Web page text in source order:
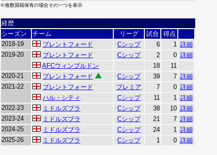
※複数国籍保有の場合その一つを表示
経歴
シーズン
チーム リーグ 試合 得点
2018-19
ブレントフォード Cシップ 6 1 詳細
2019-20
ブレントフォード Cシップ 2 0 詳細
AFCウィンブルドン
18
11
2020-21
ブレントフォード Cシップ 39 7 詳細
2021-22
ブレントフォード プレミア 7 0 詳細
ハル・シティ
Cシップ 11 1 詳細
2022-23
ミドルズブラ Cシップ 38 10 詳細
2023-24
ミドルズブラ Cシップ 21 7 詳細
2024-25
ミドルズブラ Cシップ 24 1 詳細
2025-26
ミドルズブラ Cシップ 1 0 詳細